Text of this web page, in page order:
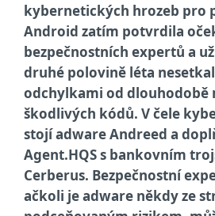
kybernetických hrozeb pro
Android zatím potvrdila
bezpečnostních expertů a
druhé polovině léta
odchylkami od
škodlivých kódů. V čele
stojí adware Andreed a
Agent.HQS s bankovním
Cerberus. Bezpečnostní
ačkoli je adware někdy ze